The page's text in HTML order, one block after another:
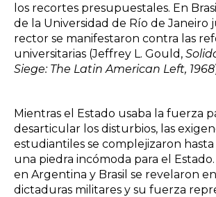
los recortes presupuestales. En
de la Universidad de Río de Janeiro
rector se manifestaron contra las
universitarias (Jeffrey L. Gould,
Siege: The Latin American Left, 1968
Mientras el Estado usaba la fuerza
desarticular los disturbios, las
estudiantiles se complejizaron
una piedra incómoda para el
en Argentina y Brasil se revelaron
dictaduras militares y su fuerza